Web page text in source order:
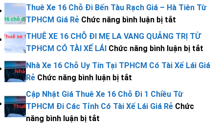
Thuê Xe 16 Chỗ Đi Bến Tàu Rạch Giá – Hà Tiên Từ
TPHCM Giá Rẻ Chức năng bình luận bị tắtở
Thuê
Xe
16
Chỗ
Bến
Tàu
THUÊ XE 16 CHỖ ĐI MẸ LA VANG QUẢNG TRỊ TỪ
TPHCM CÓ TÀI XẾ LÁI Chức năng bình luận bị tắtở
Nhà Xe 16 Chỗ Uy Tín Tại TPHCM Có Tài Xế Lái Giá
Rẻ Chức năng bình luận bị tắtở
Nhà
Xe
Cập Nhật Giá Thuê Xe 16 Chỗ Đi 1 Chiều Từ
TPHCM Đi Các Tỉnh Có Tài Xế Lái Giá Rẻ Chức
năng bình luận bị tắtở